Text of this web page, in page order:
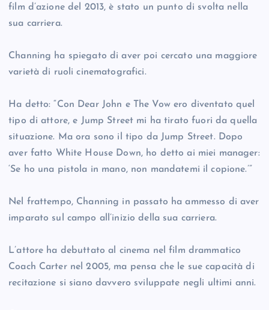
film d’azione del 2013, è stato un punto di svolta nella
sua carriera.
Channing ha spiegato di aver poi cercato una maggiore
varietà di ruoli cinematografici.
Ha detto: “Con Dear John e The Vow ero diventato quel
tipo di attore, e Jump Street mi ha tirato fuori da quella
situazione. Ma ora sono il tipo da Jump Street. Dopo
aver fatto White House Down, ho detto ai miei manager:
‘Se ho una pistola in mano, non mandatemi il copione.’”
Nel frattempo, Channing in passato ha ammesso di aver
imparato sul campo all’inizio della sua carriera.
L’attore ha debuttato al cinema nel film drammatico
Coach Carter nel 2005, ma pensa che le sue capacità di
recitazione si siano davvero sviluppate negli ultimi anni.